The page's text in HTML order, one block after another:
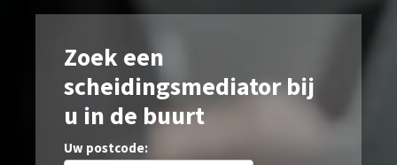
Zoek een
scheidingsmediator bij
u in de buurt
Uw postcode: